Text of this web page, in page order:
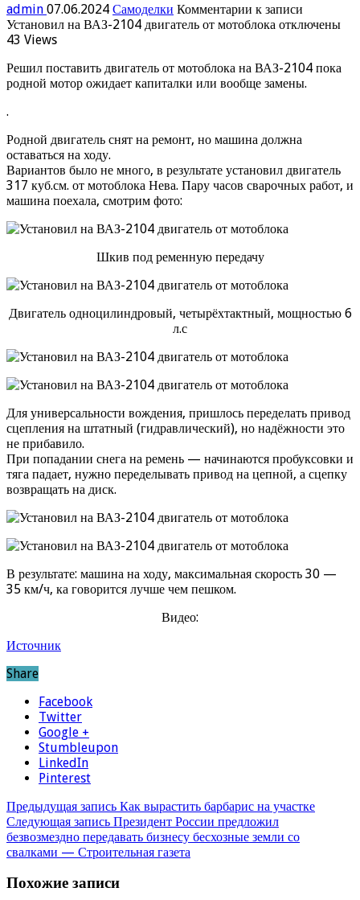
admin 07.06.2024 Самоделки Комментарии к записи
Установил на ВАЗ-2104 двигатель от мотоблока отключены
43 Views
Решил поставить двигатель от мотоблока на ВАЗ-2104 пока
родной мотор ожидает капиталки или вообще замены.
.
Родной двигатель снят на ремонт, но машина должна
оставаться на ходу.
Вариантов было не много, в результате установил двигатель
317 куб.см. от мотоблока Нева. Пару часов сварочных работ, и
машина поехала, смотрим фото:
Шкив под ременную передачу
Двигатель одноцилиндровый, четырёхтактный, мощностью 6
л.с
Для универсальности вождения, пришлось переделать привод
сцепления на штатный (гидравлический), но надёжности это
не прибавило.
При попадании снега на ремень — начинаются пробуксовки и
тяга падает, нужно переделывать привод на цепной, а сцепку
возвращать на диск.
В результате: машина на ходу, максимальная скорость 30 —
35 км/ч, ка говорится лучше чем пешком.
Видео:
Источник
Share
Facebook
Twitter
Google +
Stumbleupon
LinkedIn
Pinterest
Предыдущая запись Как вырастить барбарис на участке
Следующая запись Президент России предложил
безвозмездно передавать бизнесу бесхозные земли со
свалками — Строительная газета
Похожие записи